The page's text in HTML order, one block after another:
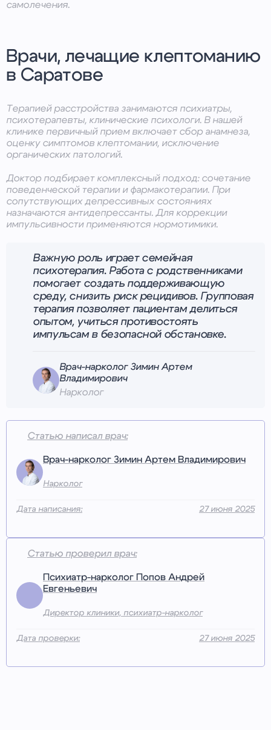
самолечения.
Врачи, лечащие клептоманию
в Саратове
Терапией расстройства занимаются психиатры,
психотерапевты, клинические психологи. В нашей
клинике первичный прием включает сбор анамнеза,
оценку симптомов клептомании, исключение
органических патологий.
Доктор подбирает комплексный подход: сочетание
поведенческой терапии и фармакотерапии. При
сопутствующих депрессивных состояниях
назначаются антидепрессанты. Для коррекции
импульсивности применяются нормотимики.
Важную роль играет семейная
психотерапия. Работа с родственниками
помогает создать поддерживающую
среду, снизить риск рецидивов. Групповая
терапия позволяет пациентам делиться
опытом, учиться противостоять
импульсам в безопасной обстановке.
Врач-нарколог Зимин Артем
Владимирович
Нарколог
Статью написал врач:
Врач-нарколог Зимин Артем Владимирович
Нарколог
Дата написания: 27 июня 2025
Статью проверил врач:
Психиатр-нарколог Попов Андрей
Евгеньевич
Директор клиники, психиатр-нарколог
Дата проверки: 27 июня 2025